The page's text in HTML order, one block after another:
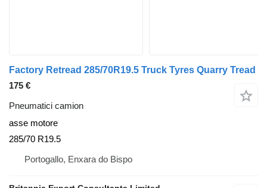
Factory Retread 285/70R19.5 Truck Tyres Quarry Tread
175 €
Pneumatici camion
asse motore
285/70 R19.5
Portogallo, Enxara do Bispo